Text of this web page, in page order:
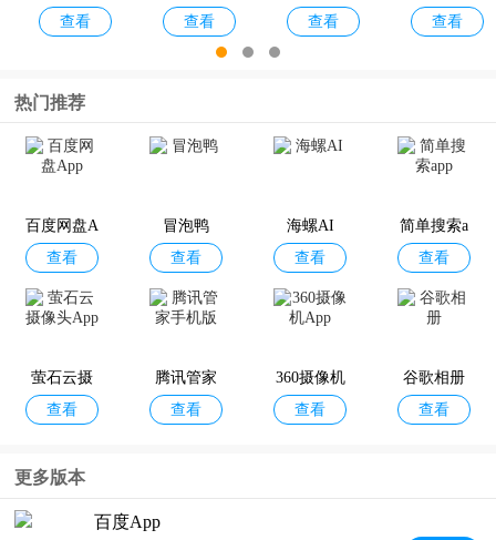
网盘A
百度影音
Simeji日语
一刻相册A
贴吧
版
百度爱采
购卖家版
百度输入
百度浏览
台App
看
热门推荐
百度网盘A
pp
查看
冒泡鸭
查看
海螺AI
查看
简单搜索a
pp
查看
萤石云摄
像头App
查看
腾讯管家
手机版
查看
360摄像机
App
查看
谷歌相册
查看
更多版本
百度App